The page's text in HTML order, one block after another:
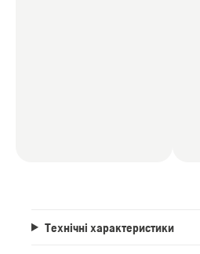
Технічні характеристики